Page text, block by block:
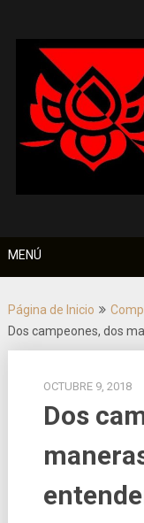
contenido
MENÚ
Página de Inicio
Dos campeones, dos
OCTUBRE 9, 2018
Dos